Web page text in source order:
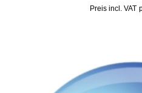
incl. VAT